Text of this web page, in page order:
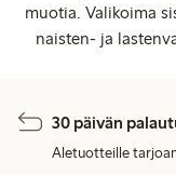
muotia. Valikoima
naisten- ja
30 päivän
Aletuotteille